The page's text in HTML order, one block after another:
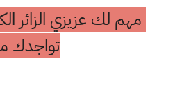
مهم لك عزيزي الزائر
تواجدك